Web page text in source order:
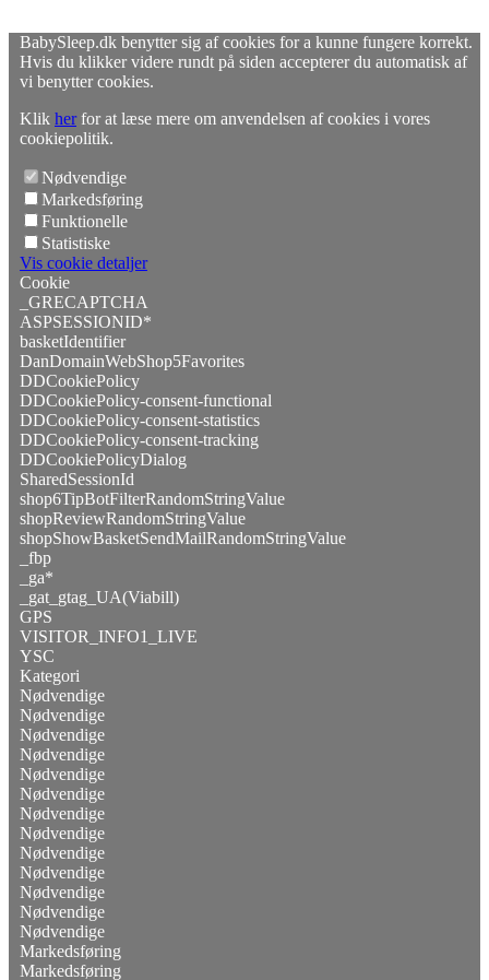
BabySleep.dk benytter sig af cookies for a kunne fungere korrekt.
Hvis du klikker videre rundt på siden accepterer du automatisk af
vi benytter cookies.
Klik her for at læse mere om anvendelsen af cookies i vores
cookiepolitik.
Nødvendige
Markedsføring
Funktionelle
Statistiske
Vis cookie detaljer
Cookie
_GRECAPTCHA
ASPSESSIONID*
basketIdentifier
DanDomainWebShop5Favorites
DDCookiePolicy
DDCookiePolicy-consent-functional
DDCookiePolicy-consent-statistics
DDCookiePolicy-consent-tracking
DDCookiePolicyDialog
SharedSessionId
shop6TipBotFilterRandomStringValue
shopReviewRandomStringValue
shopShowBasketSendMailRandomStringValue
_fbp
_ga*
_gat_gtag_UA(Viabill)
GPS
VISITOR_INFO1_LIVE
YSC
Kategori
Nødvendige
Nødvendige
Nødvendige
Nødvendige
Nødvendige
Nødvendige
Nødvendige
Nødvendige
Nødvendige
Nødvendige
Nødvendige
Nødvendige
Nødvendige
Markedsføring
Markedsføring